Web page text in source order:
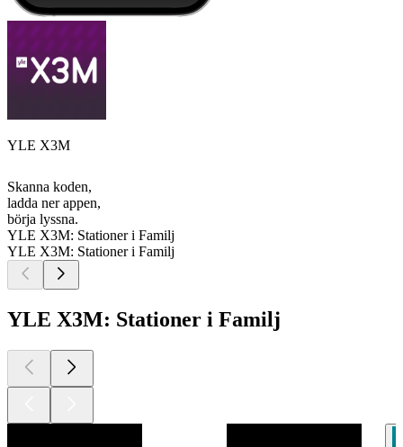
YLE X3M
Skanna koden,
ladda ner appen,
börja lyssna.
YLE X3M: Stationer i Familj
YLE X3M: Stationer i Familj
YLE X3M: Stationer i Familj